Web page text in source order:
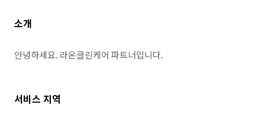
소개
안녕하세요. 라온클린케어 파트너입니다.
서비스 지역